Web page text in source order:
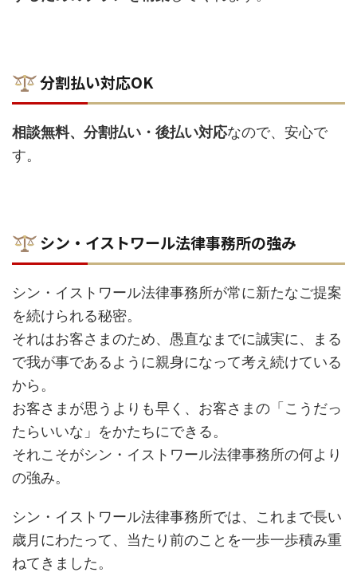
分割払い対応OK
相談無料、分割払い・後払い対応なので、安心で
す。
シン・イストワール法律事務所の強み
シン・イストワール法律事務所が常に新たなご提案
を続けられる秘密。
それはお客さまのため、愚直なまでに誠実に、まる
で我が事であるように親身になって考え続けている
から。
お客さまが思うよりも早く、お客さまの「こうだっ
たらいいな」をかたちにできる。
それこそがシン・イストワール法律事務所の何より
の強み。
シン・イストワール法律事務所では、これまで長い
歳月にわたって、当たり前のことを一歩一歩積み重
ねてきました。